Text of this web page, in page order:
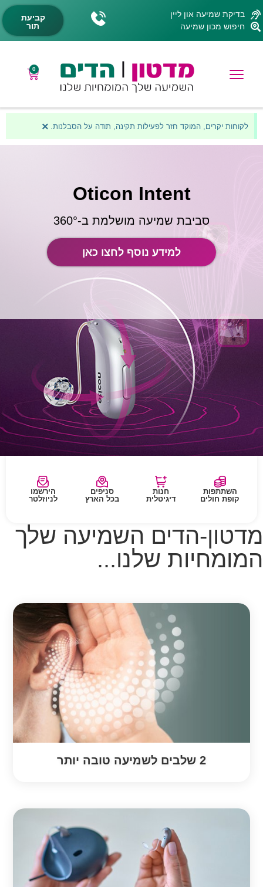
בדיקת שמיעה און ליין
חיפוש מכון שמיעה
קביעת
תור
0
לקוחות יקרים, המוקד חזר לפעילות תקינה, תודה על הסבלנות. ×
Oticon Intent
סביבת שמיעה מושלמת ב-360°
למידע נוסף לחצו כאן
השתתפות
קופת חולים
חנות
דיגיטלית
סניפים
בכל הארץ
הירשמו
לניוזלטר
מדטון-הדים השמיעה שלך
המומחיות שלנו...
2 שלבים לשמיעה טובה יותר